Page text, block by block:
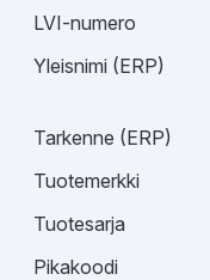
suositeltavia helpon
ko. tuoteryhmän
40 mm venttiilien
Kumpikaan HELA-
käyttö lujittaa
on suositeltavaa
LVI-numero
Yleisnimi (ERP)
Tarkenne (ERP)
Tuotemerkki
Tuotesarja
Pikakoodi